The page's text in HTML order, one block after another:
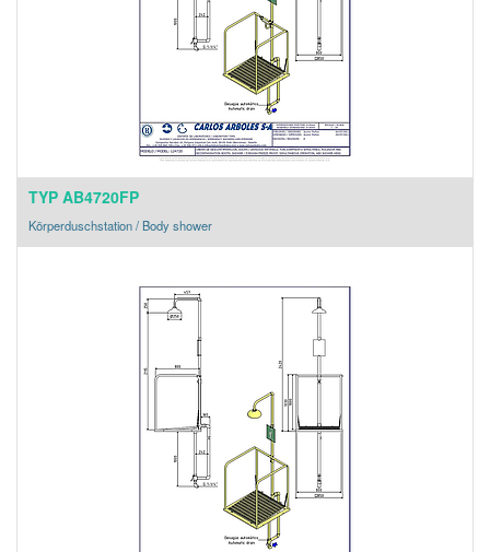
TYP AB4720FP
Körperduschstation / Body shower